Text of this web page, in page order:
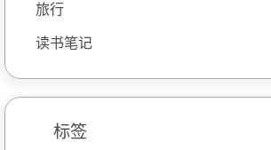
旅行
读书笔记
标签